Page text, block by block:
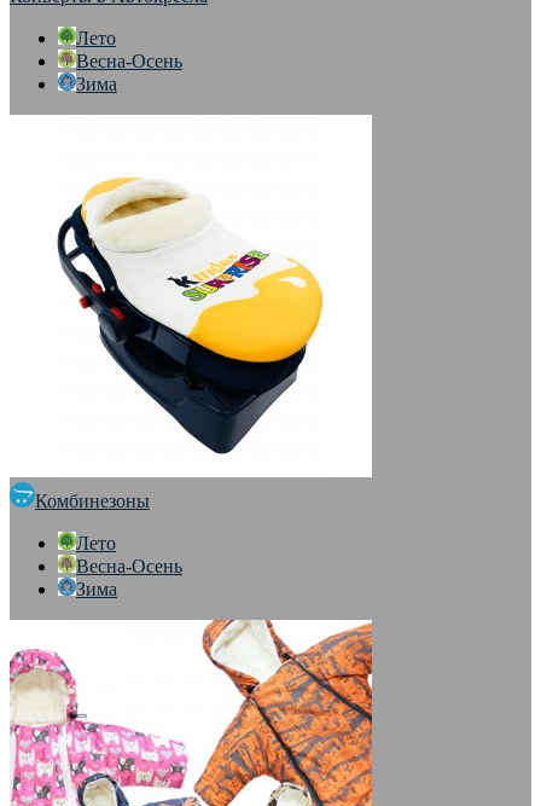
Лето
Весна-Осень
Зима
Комбинезоны
Лето
Весна-Осень
Зима